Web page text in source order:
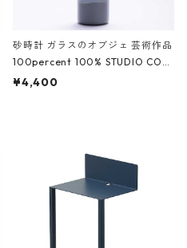
砂時計 ガラスのオブジェ 芸術作品
100percent 100% STUDIO COH
AKU Timeless 100パーセント ス
¥4,400